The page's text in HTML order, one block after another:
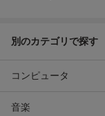
別のカテゴリで探す
コンピュータ
音楽